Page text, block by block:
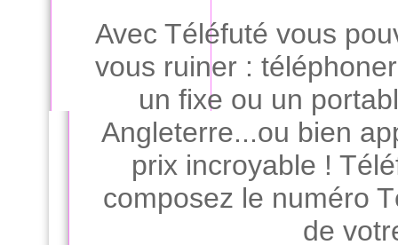
Avec Téléfuté vous
vous ruiner :
un fixe ou un
Angleterre...ou bien
prix incroyable !
composez le numéro
de